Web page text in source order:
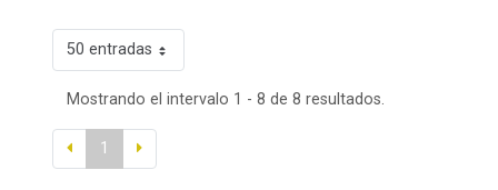
50 entradas
Mostrando el intervalo 1 - 8 de 8 resultados.
1